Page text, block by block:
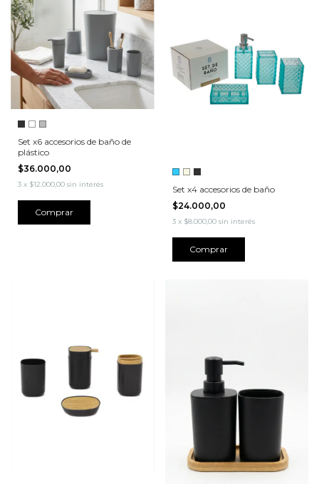
Set x6 accesorios de baño de
plástico
$36.000,00
3 x $12.000,00 sin interés
Comprar
Set x4 accesorios de baño
$24.000,00
3 x $8.000,00 sin interés
Comprar